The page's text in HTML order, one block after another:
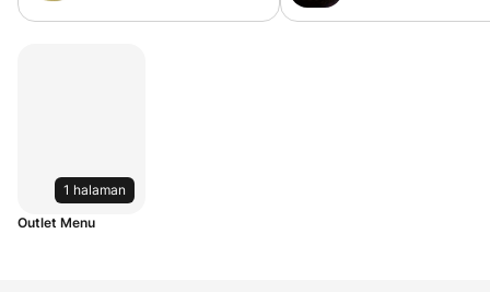
1 halaman
Outlet Menu